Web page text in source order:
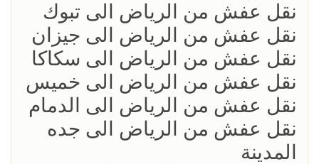
نقل عفش من الرياض الى تبوك
نقل عفش من الرياض الى جيزان
نقل عفش من الرياض الى سكاكا
نقل عفش من الرياض الى خميس
نقل عفش من الرياض الى الدمام
نقل عفش من الرياض الى جده
المدينة